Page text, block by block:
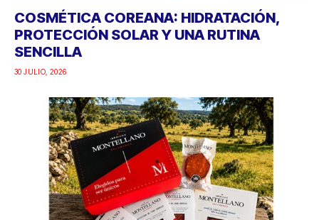
COSMÉTICA COREANA: HIDRATACIÓN,
PROTECCIÓN SOLAR Y UNA RUTINA
SENCILLA
30 JULIO, 2026